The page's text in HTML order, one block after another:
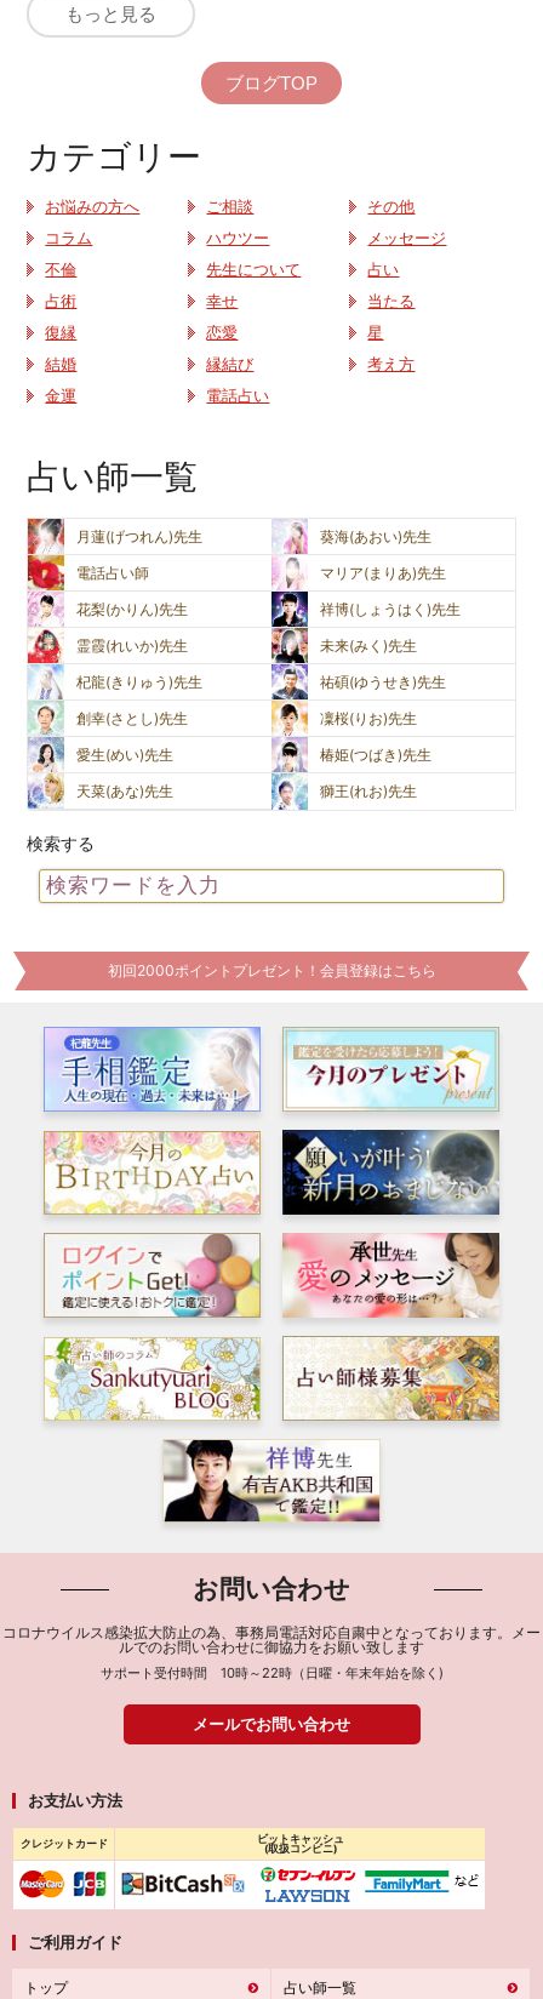
もっと見る
ブログTOP
カテゴリー
お悩みの方へ ご相談
その他
コラム
ハウツー
メッセージ
不倫
先生について
占い
占術
幸せ
当たる
復縁
恋愛
星
結婚
縁結び
考え方
金運
電話占い
占い師一覧
月蓮(げつれん)先生
葵海(あおい)先生
電話占い師
マリア(まりあ)先生
花梨(かりん)先生
祥博(しょうはく)先生
霊霞(れいか)先生
未来(みく)先生
杞龍(きりゅう)先生
祐碩(ゆうせき)先生
創幸(さとし)先生
凜桜(りお)先生
愛生(めい)先生
椿姫(つばき)先生
天菜(あな)先生
獅王(れお)先生
検索する
初回2000ポイントプレゼント！会員登録はこちら
お問い合わせ
コロナウイルス感染拡大防止の為、事務局電話対応自粛中となっております。メー
ルでのお問い合わせに御協力をお願い致します
サポート受付時間 10時～22時（日曜・年末年始を除く)
メールでお問い合わせ
お支払い方法
クレジットカード
ビットキャッシュ
(取扱コンビニ)
ご利用ガイド
トップ 占い師一覧